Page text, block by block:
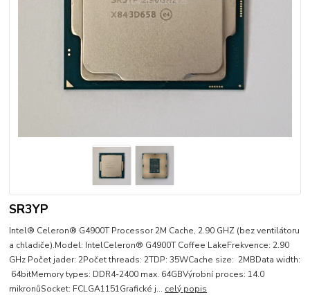
SR3YP
Intel® Celeron® G4900T Processor 2M Cache, 2.90 GHZ (bez ventilátoru
a chladiče).Model: IntelCeleron® G4900T Coffee LakeFrekvence: 2.90
GHz Počet jader: 2Počet threads: 2TDP: 35WCache size: 2MBData width:
64bitMemory types: DDR4-2400 max. 64GBVýrobní proces: 14.0
mikronůSocket: FCLGA1151Grafické j... celý popis